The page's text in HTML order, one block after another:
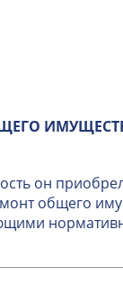
он
общего